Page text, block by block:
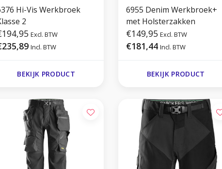
Hi-Vis Werkbroek
2
Excl. BTW
Incl. BTW
BEKIJK PRODUCT
6955 Denim Werkbroek+
met Holsterzakken
€149,95 Excl. BTW
€181,44 Incl. BTW
BEKIJK PRODUCT